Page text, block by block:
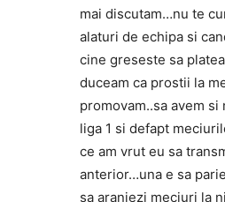
mai discutam…nu te
alaturi de echipa si
cine greseste sa
duceam ca prostii la
promovam..sa avem
liga 1 si defapt
ce am vrut eu sa
anterior…una e sa
sa aranjezi meciuri la